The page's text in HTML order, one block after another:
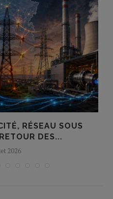
RÉSEAU SOUS
DES...
2026